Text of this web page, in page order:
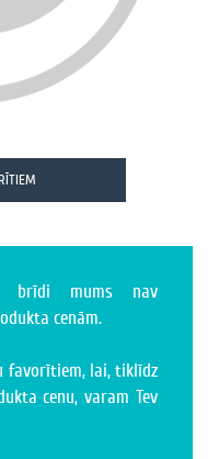
brīdi mums nav
cenām.
favorītiem, lai, tiklīdz
cenu, varam Tev